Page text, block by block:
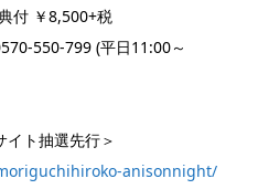
付 ￥8,500+税
550-799 (平日11:00～
イト抽選先行＞
anisonnight/